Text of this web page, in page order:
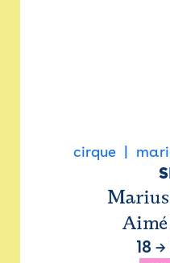
cirque
18 →